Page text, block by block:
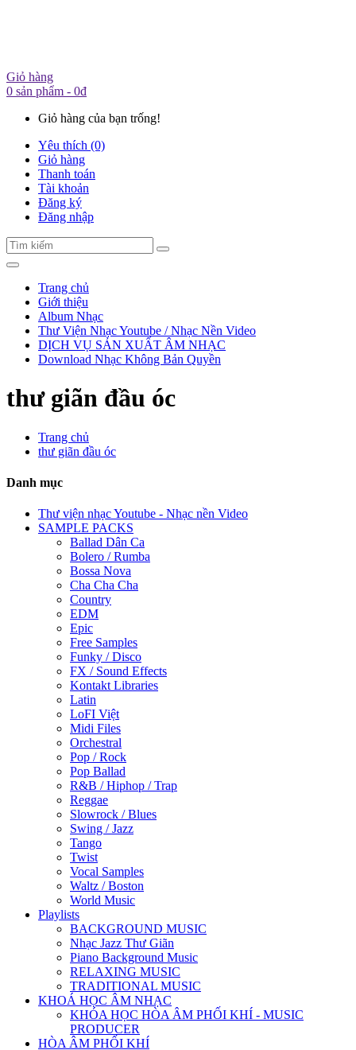
Giỏ hàng
0 sản phẩm - 0đ
Giỏ hàng của bạn trống!
Yêu thích (0)
Giỏ hàng
Thanh toán
Tài khoản
Đăng ký
Đăng nhập
Trang chủ
Giới thiệu
Album Nhạc
Thư Viện Nhạc Youtube / Nhạc Nền Video
DỊCH VỤ SẢN XUẤT ÂM NHẠC
Download Nhạc Không Bản Quyền
thư giãn đầu óc
Trang chủ
thư giãn đầu óc
Danh mục
Thư viện nhạc Youtube - Nhạc nền Video
SAMPLE PACKS
Ballad Dân Ca
Bolero / Rumba
Bossa Nova
Cha Cha Cha
Country
EDM
Epic
Free Samples
Funky / Disco
FX / Sound Effects
Kontakt Libraries
Latin
LoFI Việt
Midi Files
Orchestral
Pop / Rock
Pop Ballad
R&B / Hiphop / Trap
Reggae
Slowrock / Blues
Swing / Jazz
Tango
Twist
Vocal Samples
Waltz / Boston
World Music
Playlists
BACKGROUND MUSIC
Nhạc Jazz Thư Giãn
Piano Background Music
RELAXING MUSIC
TRADITIONAL MUSIC
KHOÁ HỌC ÂM NHẠC
KHÓA HỌC HÒA ÂM PHỐI KHÍ - MUSIC
PRODUCER
HÒA ÂM PHỐI KHÍ